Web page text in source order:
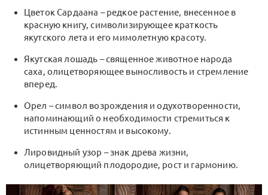
Цветок Сардаана – редкое растение, внесенное в
красную книгу, символизирующее краткость
якутского лета и его мимолетную красоту.
Якутская лошадь – священное животное народа
саха, олицетворяющее выносливость и стремление
вперед.
Орел – символ возрождения и одухотворенности,
напоминающий о необходимости стремиться к
истинным ценностям и высокому.
Лировидный узор – знак древа жизни,
олицетворяющий плодородие, рост и гармонию.